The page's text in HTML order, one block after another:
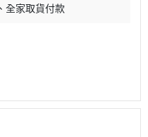
全家取貨付款